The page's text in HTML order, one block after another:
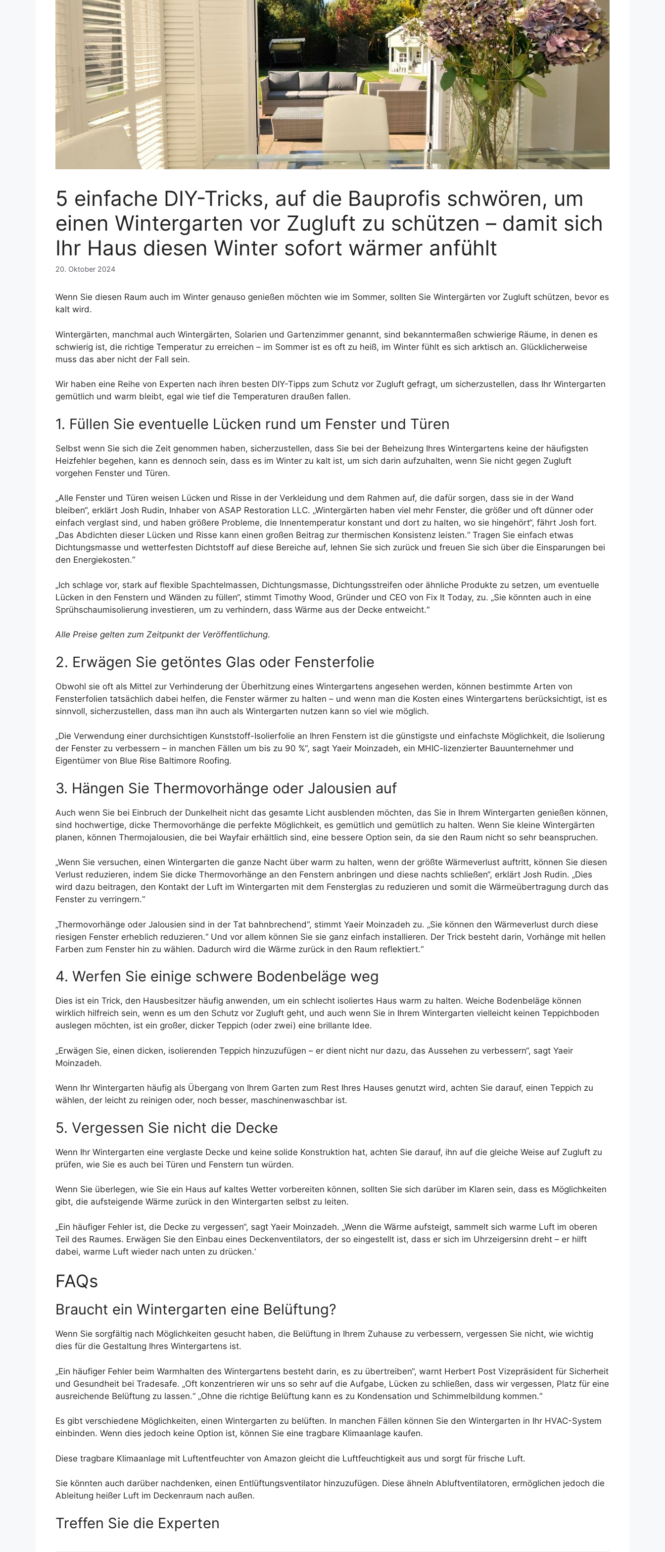
5 einfache DIY-Tricks, auf die Bauprofis schwören, um
einen Wintergarten vor Zugluft zu schützen – damit sich
Ihr Haus diesen Winter sofort wärmer anfühlt
20. Oktober 2024
Wenn Sie diesen Raum auch im Winter genauso genießen möchten wie im Sommer, sollten Sie Wintergärten vor Zugluft schützen, bevor es
kalt wird.
Wintergärten, manchmal auch Wintergärten, Solarien und Gartenzimmer genannt, sind bekanntermaßen schwierige Räume, in denen es
schwierig ist, die richtige Temperatur zu erreichen – im Sommer ist es oft zu heiß, im Winter fühlt es sich arktisch an. Glücklicherweise
muss das aber nicht der Fall sein.
Wir haben eine Reihe von Experten nach ihren besten DIY-Tipps zum Schutz vor Zugluft gefragt, um sicherzustellen, dass Ihr Wintergarten
gemütlich und warm bleibt, egal wie tief die Temperaturen draußen fallen.
1. Füllen Sie eventuelle Lücken rund um Fenster und Türen
Selbst wenn Sie sich die Zeit genommen haben, sicherzustellen, dass Sie bei der Beheizung Ihres Wintergartens keine der häufigsten
Heizfehler begehen, kann es dennoch sein, dass es im Winter zu kalt ist, um sich darin aufzuhalten, wenn Sie nicht gegen Zugluft
vorgehen Fenster und Türen.
„Alle Fenster und Türen weisen Lücken und Risse in der Verkleidung und dem Rahmen auf, die dafür sorgen, dass sie in der Wand
bleiben“, erklärt Josh Rudin, Inhaber von ASAP Restoration LLC. „Wintergärten haben viel mehr Fenster, die größer und oft dünner oder
einfach verglast sind, und haben größere Probleme, die Innentemperatur konstant und dort zu halten, wo sie hingehört“, fährt Josh fort.
„Das Abdichten dieser Lücken und Risse kann einen großen Beitrag zur thermischen Konsistenz leisten.“ Tragen Sie einfach etwas
Dichtungsmasse und wetterfesten Dichtstoff auf diese Bereiche auf, lehnen Sie sich zurück und freuen Sie sich über die Einsparungen bei
den Energiekosten.“
„Ich schlage vor, stark auf flexible Spachtelmassen, Dichtungsmasse, Dichtungsstreifen oder ähnliche Produkte zu setzen, um eventuelle
Lücken in den Fenstern und Wänden zu füllen“, stimmt Timothy Wood, Gründer und CEO von Fix It Today, zu. „Sie könnten auch in eine
Sprühschaumisolierung investieren, um zu verhindern, dass Wärme aus der Decke entweicht.“
Alle Preise gelten zum Zeitpunkt der Veröffentlichung.
2. Erwägen Sie getöntes Glas oder Fensterfolie
Obwohl sie oft als Mittel zur Verhinderung der Überhitzung eines Wintergartens angesehen werden, können bestimmte Arten von
Fensterfolien tatsächlich dabei helfen, die Fenster wärmer zu halten – und wenn man die Kosten eines Wintergartens berücksichtigt, ist es
sinnvoll, sicherzustellen, dass man ihn auch als Wintergarten nutzen kann so viel wie möglich.
„Die Verwendung einer durchsichtigen Kunststoff-Isolierfolie an Ihren Fenstern ist die günstigste und einfachste Möglichkeit, die Isolierung
der Fenster zu verbessern – in manchen Fällen um bis zu 90 %“, sagt Yaeir Moinzadeh, ein MHIC-lizenzierter Bauunternehmer und
Eigentümer von Blue Rise Baltimore Roofing.
3. Hängen Sie Thermovorhänge oder Jalousien auf
Auch wenn Sie bei Einbruch der Dunkelheit nicht das gesamte Licht ausblenden möchten, das Sie in Ihrem Wintergarten genießen können,
sind hochwertige, dicke Thermovorhänge die perfekte Möglichkeit, es gemütlich und gemütlich zu halten. Wenn Sie kleine Wintergärten
planen, können Thermojalousien, die bei Wayfair erhältlich sind, eine bessere Option sein, da sie den Raum nicht so sehr beanspruchen.
„Wenn Sie versuchen, einen Wintergarten die ganze Nacht über warm zu halten, wenn der größte Wärmeverlust auftritt, können Sie diesen
Verlust reduzieren, indem Sie dicke Thermovorhänge an den Fenstern anbringen und diese nachts schließen“, erklärt Josh Rudin. „Dies
wird dazu beitragen, den Kontakt der Luft im Wintergarten mit dem Fensterglas zu reduzieren und somit die Wärmeübertragung durch das
Fenster zu verringern.“
„Thermovorhänge oder Jalousien sind in der Tat bahnbrechend“, stimmt Yaeir Moinzadeh zu. „Sie können den Wärmeverlust durch diese
riesigen Fenster erheblich reduzieren.“ Und vor allem können Sie sie ganz einfach installieren. Der Trick besteht darin, Vorhänge mit hellen
Farben zum Fenster hin zu wählen. Dadurch wird die Wärme zurück in den Raum reflektiert.“
4. Werfen Sie einige schwere Bodenbeläge weg
Dies ist ein Trick, den Hausbesitzer häufig anwenden, um ein schlecht isoliertes Haus warm zu halten. Weiche Bodenbeläge können
wirklich hilfreich sein, wenn es um den Schutz vor Zugluft geht, und auch wenn Sie in Ihrem Wintergarten vielleicht keinen Teppichboden
auslegen möchten, ist ein großer, dicker Teppich (oder zwei) eine brillante Idee.
„Erwägen Sie, einen dicken, isolierenden Teppich hinzuzufügen – er dient nicht nur dazu, das Aussehen zu verbessern“, sagt Yaeir
Moinzadeh.
Wenn Ihr Wintergarten häufig als Übergang von Ihrem Garten zum Rest Ihres Hauses genutzt wird, achten Sie darauf, einen Teppich zu
wählen, der leicht zu reinigen oder, noch besser, maschinenwaschbar ist.
5. Vergessen Sie nicht die Decke
Wenn Ihr Wintergarten eine verglaste Decke und keine solide Konstruktion hat, achten Sie darauf, ihn auf die gleiche Weise auf Zugluft zu
prüfen, wie Sie es auch bei Türen und Fenstern tun würden.
Wenn Sie überlegen, wie Sie ein Haus auf kaltes Wetter vorbereiten können, sollten Sie sich darüber im Klaren sein, dass es Möglichkeiten
gibt, die aufsteigende Wärme zurück in den Wintergarten selbst zu leiten.
„Ein häufiger Fehler ist, die Decke zu vergessen“, sagt Yaeir Moinzadeh. „Wenn die Wärme aufsteigt, sammelt sich warme Luft im oberen
Teil des Raumes. Erwägen Sie den Einbau eines Deckenventilators, der so eingestellt ist, dass er sich im Uhrzeigersinn dreht – er hilft
dabei, warme Luft wieder nach unten zu drücken.‘
FAQs
Braucht ein Wintergarten eine Belüftung?
Wenn Sie sorgfältig nach Möglichkeiten gesucht haben, die Belüftung in Ihrem Zuhause zu verbessern, vergessen Sie nicht, wie wichtig
dies für die Gestaltung Ihres Wintergartens ist.
„Ein häufiger Fehler beim Warmhalten des Wintergartens besteht darin, es zu übertreiben“, warnt Herbert Post Vizepräsident für Sicherheit
und Gesundheit bei Tradesafe. „Oft konzentrieren wir uns so sehr auf die Aufgabe, Lücken zu schließen, dass wir vergessen, Platz für eine
ausreichende Belüftung zu lassen.“ „Ohne die richtige Belüftung kann es zu Kondensation und Schimmelbildung kommen.“
Es gibt verschiedene Möglichkeiten, einen Wintergarten zu belüften. In manchen Fällen können Sie den Wintergarten in Ihr HVAC-System
einbinden. Wenn dies jedoch keine Option ist, können Sie eine tragbare Klimaanlage kaufen.
Diese tragbare Klimaanlage mit Luftentfeuchter von Amazon gleicht die Luftfeuchtigkeit aus und sorgt für frische Luft.
Sie könnten auch darüber nachdenken, einen Entlüftungsventilator hinzuzufügen. Diese ähneln Abluftventilatoren, ermöglichen jedoch die
Ableitung heißer Luft im Deckenraum nach außen.
Treffen Sie die Experten